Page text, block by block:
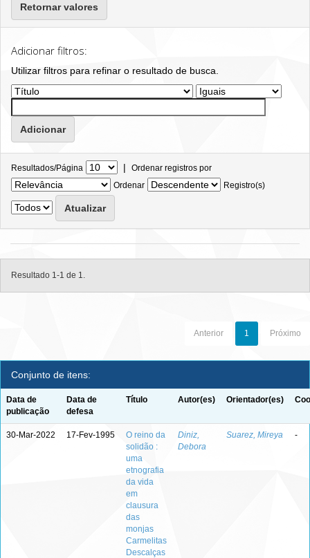
Retornar valores
Adicionar filtros:
Utilizar filtros para refinar o resultado de busca.
Resultados/Página | Ordenar registros por
Ordenar
Registro(s)
Resultado 1-1 de 1.
Anterior 1 Próximo
Conjunto de itens:
Data de
publicação
Data de
defesa
Título Autor(es) Orientador(es)
30-Mar-2022 17-Fev-1995
O reino da
solidão :
uma
etnografia
da vida
em
clausura
das
monjas
Carmelitas
Descalças
Diniz,
Debora
Suarez, Mireya -